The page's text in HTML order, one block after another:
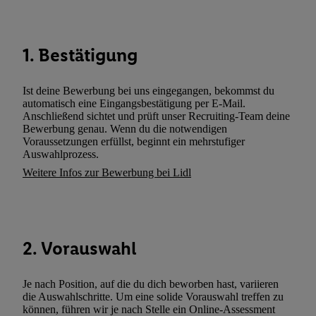
1. Bestätigung
Ist deine Bewerbung bei uns eingegangen, bekommst du
automatisch eine Eingangsbestätigung per E-Mail.
Anschließend sichtet und prüft unser Recruiting-Team deine
Bewerbung genau. Wenn du die notwendigen
Voraussetzungen erfüllst, beginnt ein mehrstufiger
Auswahlprozess.
Weitere Infos zur Bewerbung bei Lidl
2. Vorauswahl
Je nach Position, auf die du dich beworben hast, variieren
die Auswahlschritte. Um eine solide Vorauswahl treffen zu
können, führen wir je nach Stelle ein Online-Assessment
IhremTelekommunikationsnetzbetreiber
Sie verfügbar ist. Wenn das der Fall ist, gibt Utiq Ihre IP-Adresse
Netzbetreiber weiter, der anhand der IP-Adresse und einer
wie z.B. Ihrer Mobilfunknummer, eine Kennung für Utiq erstellt.
Kennung verwenden, um Sie wiederzuerkennen und
Nutzungsverhalten in den Lidl-Diensten zu erfassen.
mittels dieser Technologie auch auf Diensten wiedererkannt
widerrufen - jederzeit auch über
(„consenthub“)oder über „Anpassen“/„Nutzung der
(nur für die Lidl-Dienste) widerrufen. Weitere Informationen
denDatenschutzbestimmungen von Utiq.